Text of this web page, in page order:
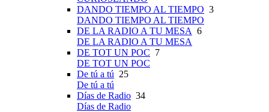
DANDO TIEMPO AL TIEMPO 3
DANDO TIEMPO AL TIEMPO
DE LA RADIO A TU MESA 6
DE LA RADIO A TU MESA
DE TOT UN POC 7
DE TOT UN POC
De tú a tú 25
De tú a tú
Días de Radio 34
Días de Radio